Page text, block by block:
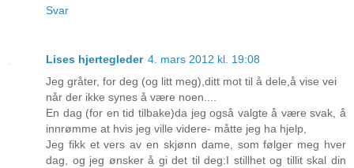
Svar
Lises hjertegleder 4. mars 2012 kl. 19:08
Jeg gråter, for deg (og litt meg),ditt mot til å dele,å vise vei
når der ikke synes å være noen....
En dag (for en tid tilbake)da jeg også valgte å være svak, å
innrømme at hvis jeg ville videre- måtte jeg ha hjelp,
Jeg fikk et vers av en skjønn dame, som følger meg hver
dag, og jeg ønsker å gi det til deg:I stillhet og tillit skal din